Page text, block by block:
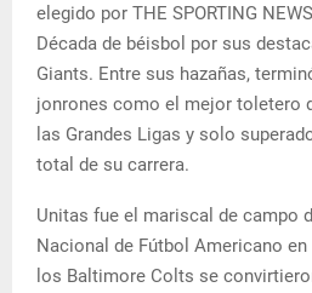
elegido por THE SPORTING
Década de béisbol por sus
Giants. Entre sus hazañas,
jonrones como el mejor toletero
las Grandes Ligas y solo
total de su carrera.
Unitas fue el mariscal de campo
Nacional de Fútbol Americano
los Baltimore Colts se